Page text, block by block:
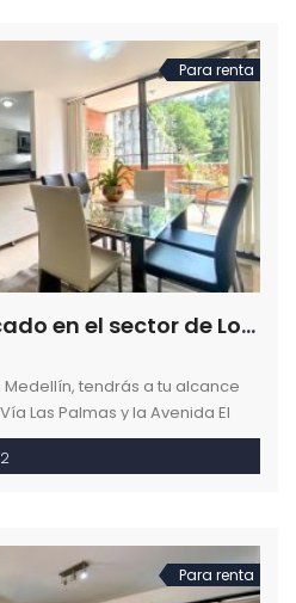
Para renta
Apartamento ubicado en el sector de Loma del Indio en Medellín
Medellín, tendrás a tu alcance
Las Palmas y la Avenida El
del centro comercial
Ciudad del Río, y las
2
Para renta